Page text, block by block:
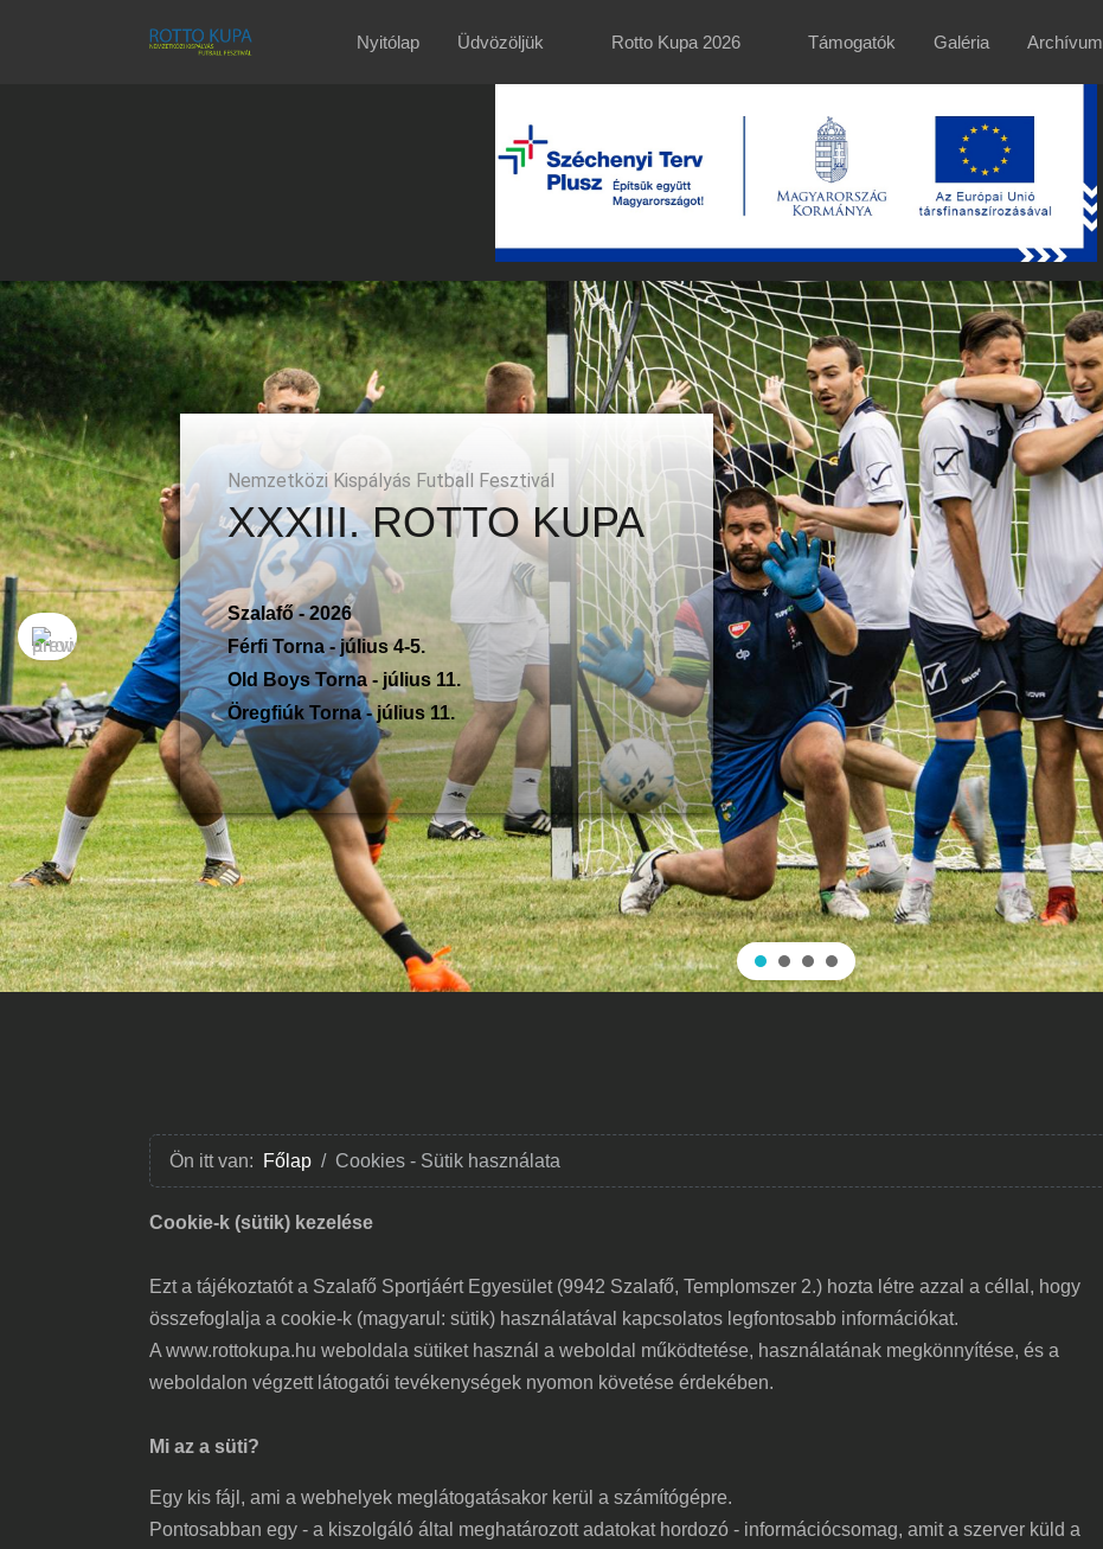
Nyitólap Üdvözöljük Rotto Kupa 2026 Támogatók Galéria Archívum
Nemzetközi Kispályás Futball Fesztivál
XXXIII. ROTTO KUPA
Szalafő - 2026
Férfi Torna - július 4-5.
Old Boys Torna - július 11.
Öregfiúk Torna - július 11.
Ön itt van: Főlap Cookies - Sütik használata
Cookie-k (sütik) kezelése
Ezt a tájékoztatót a Szalafő Sportjáért Egyesület (9942 Szalafő, Templomszer 2.) hozta létre azzal a céllal, hogy
összefoglalja a cookie-k (magyarul: sütik) használatával kapcsolatos legfontosabb információkat.
A www.rottokupa.hu weboldala sütiket használ a weboldal működtetése, használatának megkönnyítése, és a
weboldalon végzett látogatói tevékenységek nyomon követése érdekében.
Mi az a süti?
Egy kis fájl, ami a webhelyek meglátogatásakor kerül a számítógépre.
Pontosabban egy - a kiszolgáló által meghatározott adatokat hordozó - információcsomag, amit a szerver küld a